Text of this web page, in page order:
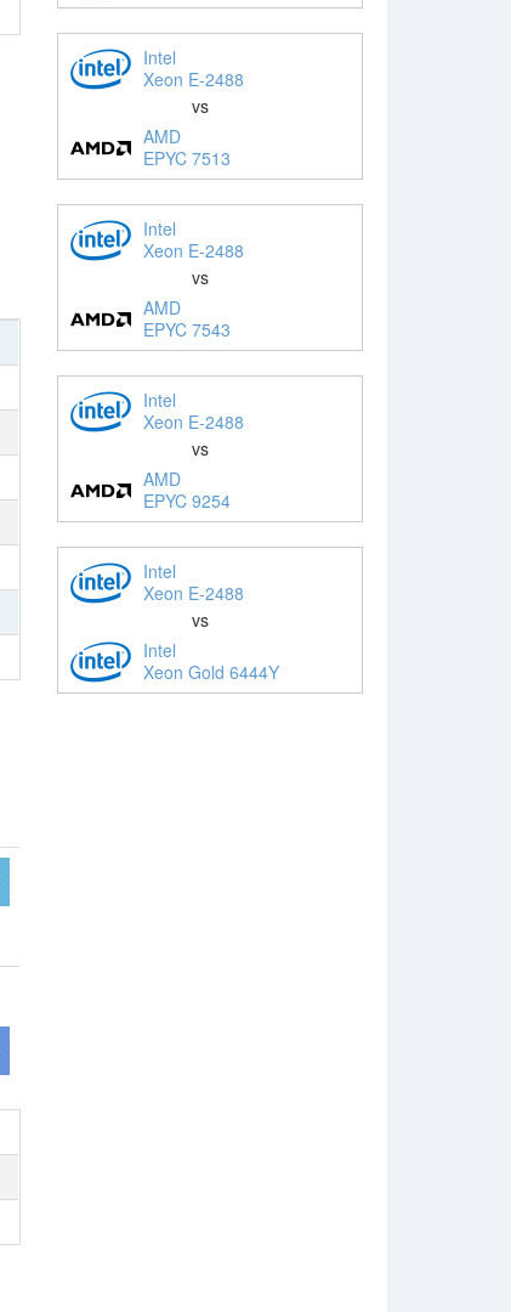
Intel
Xeon E-2488
vs
AMD
EPYC 7513
Intel
Xeon E-2488
vs
AMD
EPYC 7543
Intel
Xeon E-2488
vs
AMD
EPYC 9254
Intel
Xeon E-2488
vs
Intel
Xeon Gold 6444Y